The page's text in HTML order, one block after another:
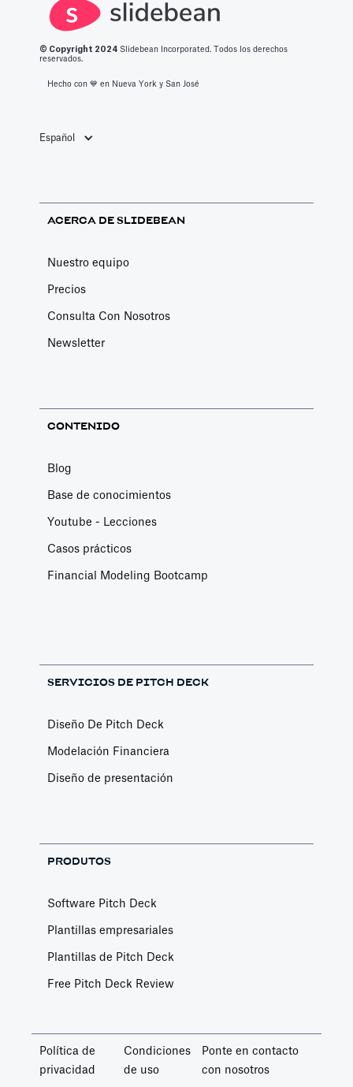
© Copyright 2 024 Slidebean Incorporated. Todos los derechos
reservados.
Hecho con 💙️ en Nueva York y San José
Español
ACERCA DE SLIDEBEAN
Nuestro equipo
Precios
Consulta Con Nosotros
Newsletter
CONTENIDO
Blog
Base de conocimientos
Youtube - Lecciones
Casos prácticos
Financial Modeling Bootcamp
SERVICIOS DE PITCH DECK
Diseño De Pitch Deck
Modelación Financiera
Diseño de presentación
PRODUTOS
Software Pitch Deck
Plantillas empresariales
Plantillas de Pitch Deck
Free Pitch Deck Review
Política de
privacidad
Condiciones
de uso
Ponte en contacto
con nosotros